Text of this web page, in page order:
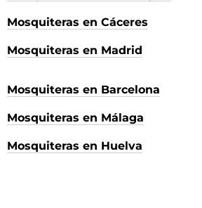
Mosquiteras en Cáceres
Mosquiteras en Madrid
Mosquiteras en Barcelona
Mosquiteras en Málaga
Mosquiteras en Huelva